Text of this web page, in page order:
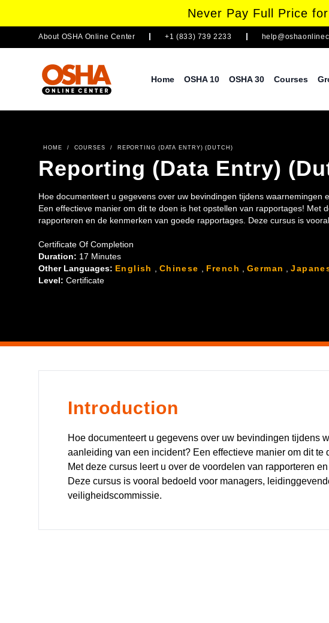
Never Pay Full Price
About OSHA Online Center +1 (833) 739 2233
Home OSHA 10 OSHA 30 Courses
HOME / COURSES / REPORTING (DATA ENTRY) (DUTCH)
Reporting (Data Entry)
Hoe documenteert u gegevens over uw bevindingen tijdens waarnemingen
Een effectieve manier om dit te doen is het opstellen van rapportages! Met
rapporteren en de kenmerken van goede rapportages. Deze cursus is
Certificate Of Completion
Duration: 17 Minutes
Other Languages: English Chinese French ,German ,
Level: Certificate
Introduction
Hoe documenteert u gegevens over uw bevindingen tijdens
aanleiding van een incident? Een effectieve manier om dit te
Met deze cursus leert u over de voordelen van rapporteren
Deze cursus is vooral bedoeld voor managers,
veiligheidscommissie.